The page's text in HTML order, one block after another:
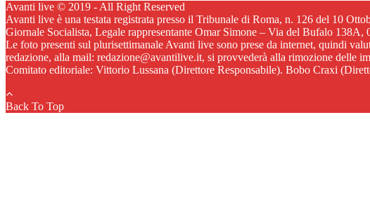
Avanti live © 2019 - All Right Reserved
Avanti live è una testata registrata presso il Tribunale di Roma, n. 126 del 10
Giornale Socialista, Legale rappresentante Omar Simone – Via del Bufalo
Le foto presenti sul plurisettimanale Avanti live sono prese da internet, quindi
redazione, alla mail: redazione@avantilive.it, si provvederà alla rimozione delle
Comitato editoriale: Vittorio Lussana (Direttore Responsabile). Bobo Craxi
Back To Top